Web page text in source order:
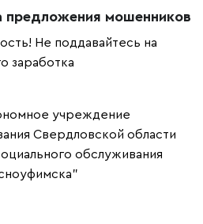
предложения мошенников
Не поддавайтесь на
заработка
учреждение
Свердловской области
обслуживания